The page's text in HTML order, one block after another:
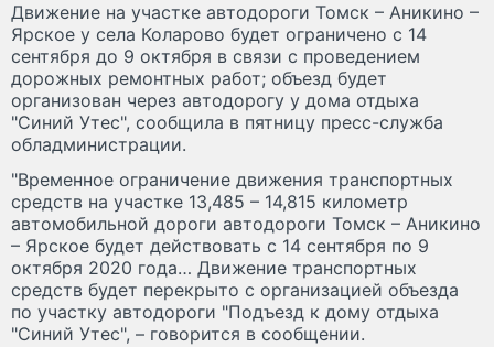
Движение на участке автодороги Томск – Аникино –
Ярское у села Коларово будет ограничено с 14
сентября до 9 октября в связи с проведением
дорожных ремонтных работ; объезд будет
организован через автодорогу у дома отдыха
"Синий Утес", сообщила в пятницу пресс-служба
обладминистрации.
"Временное ограничение движения транспортных
средств на участке 13,485 – 14,815 километр
автомобильной дороги автодороги Томск – Аникино
– Ярское будет действовать с 14 сентября по 9
октября 2020 года… Движение транспортных
средств будет перекрыто с организацией объезда
по участку автодороги "Подъезд к дому отдыха
"Синий Утес", – говорится в сообщении.